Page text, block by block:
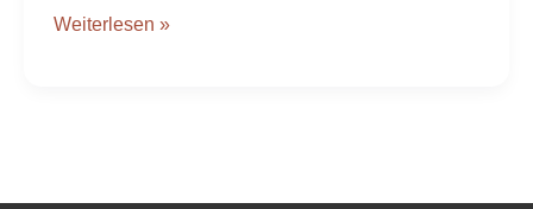
Weiterlesen »